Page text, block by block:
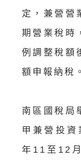
定，兼營營
期營業稅時
例調整稅額
額申報納稅。
南區國稅局
甲兼營投
年11至12